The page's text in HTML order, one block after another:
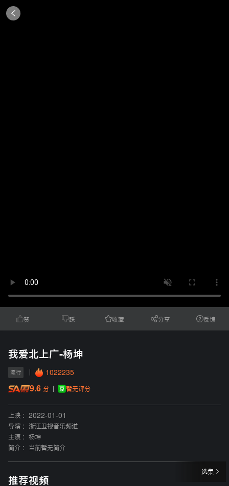
赞 踩 收藏 分享 反馈
我爱北上广-杨坤
流行 1022235
9.6 分 暂无评分
上映 :
2022-01-01
导演 :
浙江卫视音乐频道
主演 :
杨坤
简介 :
当前暂无简介
选集
推荐视频